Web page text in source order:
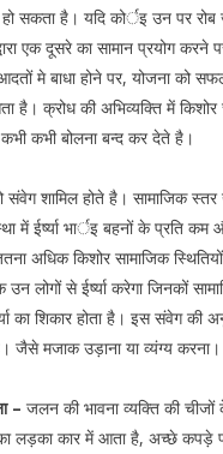
हो सकता है। यदि कोर्इ उन पर रोब
एक दूसरे का सामान प्रयोग करने
मे बाधा होने पर, योजना को
है। क्रोध की अभिव्यक्ति में
कभी बोलना बन्द कर देते है।
संवेग शामिल होते है। सामाजिक
में ईर्ष्या भार्इ बहनों के प्रति कम
अधिक किशोर सामाजिक
लोगों से ईर्ष्या करेगा जिनकों
का शिकार होता है। इस संवेग की
जैसे मजाक उड़ाना या व्यंग्य करना।
– जलन की भावना व्यक्ति की
लड़का कार में आता है, अच्छे कपड़े